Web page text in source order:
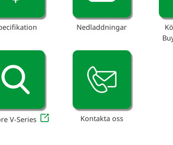
Nedladdningar
V-Series Kontakta oss